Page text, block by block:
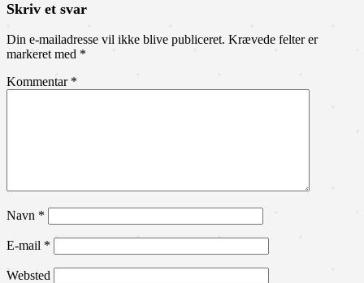
Skriv et svar
Din e-mailadresse vil ikke blive publiceret. Krævede felter er
markeret med *
Kommentar *
Navn *
E-mail *
Websted